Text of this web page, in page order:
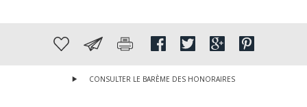
CONSULTER LE BARÈME DES HONORAIRES